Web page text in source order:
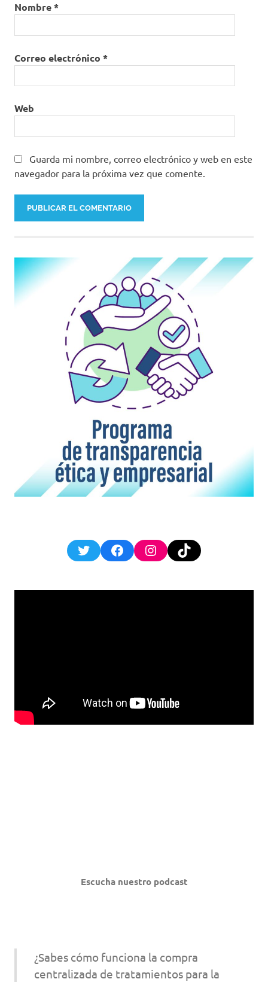
Nombre*
Correo electrónico *
Web
Guarda mi nombre, correo electrónico y web en este
navegador para la próxima vez que comente.
TwitterFacebookInstagram
TikTok
Escucha nuestro podcast
¿Sabes cómo funciona la compra
centralizada de tratamientos para la